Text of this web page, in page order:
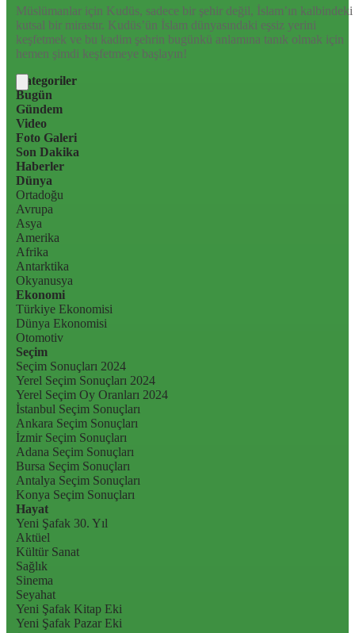
Müslümanlar için Kudüs, sadece bir şehir değil, İslam’ın kalbindeki
kutsal bir mirastır. Kudüs’ün İslam dünyasındaki eşsiz yerini
keşfetmek ve bu kadim şehrin bugünkü anlamına tanık olmak için
hemen şimdi keşfetmeye başlayın!
Kategoriler
Bugün
Gündem
Video
Foto Galeri
Son Dakika
Haberler
Dünya
Ortadoğu
Avrupa
Asya
Amerika
Afrika
Antarktika
Okyanusya
Ekonomi
Türkiye Ekonomisi
Dünya Ekonomisi
Otomotiv
Seçim
Seçim Sonuçları 2024
Yerel Seçim Sonuçları 2024
Yerel Seçim Oy Oranları 2024
İstanbul Seçim Sonuçları
Ankara Seçim Sonuçları
İzmir Seçim Sonuçları
Adana Seçim Sonuçları
Bursa Seçim Sonuçları
Antalya Seçim Sonuçları
Konya Seçim Sonuçları
Hayat
Yeni Şafak 30. Yıl
Aktüel
Kültür Sanat
Sağlık
Sinema
Seyahat
Yeni Şafak Kitap Eki
Yeni Şafak Pazar Eki